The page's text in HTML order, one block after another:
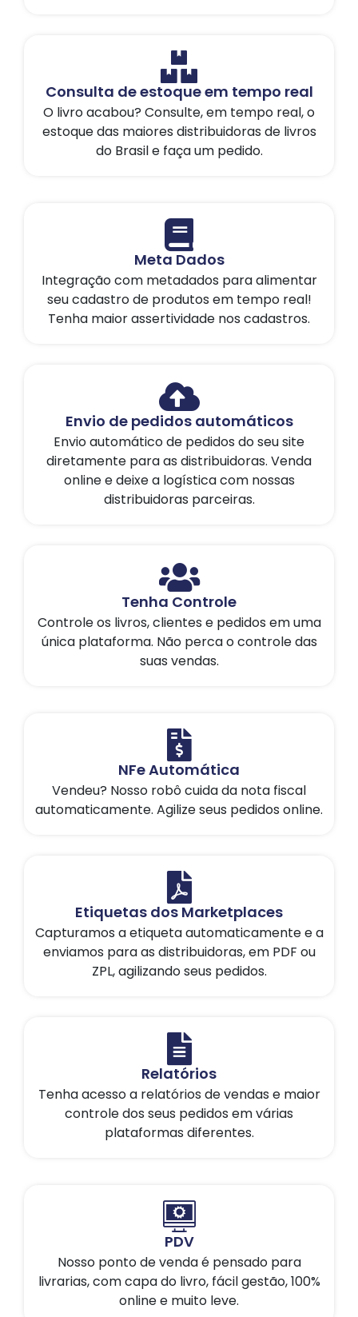
Consulta de estoque em tempo real
O livro acabou? Consulte, em tempo real, o
estoque das maiores distribuidoras de livros
do Brasil e faça um pedido.
Meta Dados
Integração com metadados para alimentar
seu cadastro de produtos em tempo real!
Tenha maior assertividade nos cadastros.
Envio de pedidos automáticos
Envio automático de pedidos do seu site
diretamente para as distribuidoras. Venda
online e deixe a logística com nossas
distribuidoras parceiras.
Tenha Controle
Controle os livros, clientes e pedidos em uma
única plataforma. Não perca o controle das
suas vendas.
NFe Automática
Vendeu? Nosso robô cuida da nota fiscal
automaticamente. Agilize seus pedidos online.
Etiquetas dos Marketplaces
Capturamos a etiqueta automaticamente e a
enviamos para as distribuidoras, em PDF ou
ZPL, agilizando seus pedidos.
Relatórios
Tenha acesso a relatórios de vendas e maior
controle dos seus pedidos em várias
plataformas diferentes.
PDV
Nosso ponto de venda é pensado para
livrarias, com capa do livro, fácil gestão, 100%
online e muito leve.